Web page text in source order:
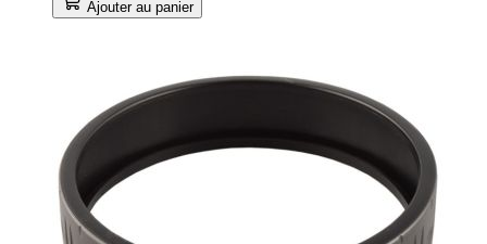
Ajouter au panier